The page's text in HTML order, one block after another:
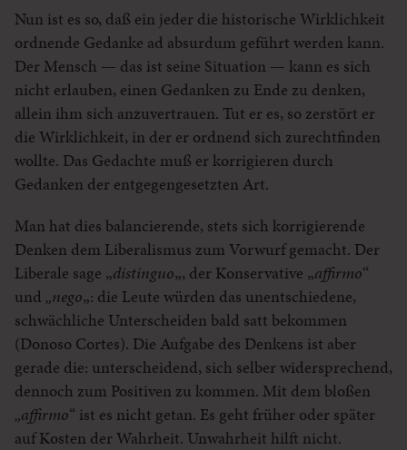
Nun ist es so, daß ein jeder die historische Wirklichkeit
ordnende Gedanke ad absurdum geführt werden kann.
Der Mensch — das ist seine Situation — kann es sich
nicht erlauben, einen Gedanken zu Ende zu denken,
allein ihm sich anzuvertrauen. Tut er es, so zerstört er
die Wirklichkeit, in der er ordnend sich zurechtfinden
wollte. Das Gedachte muß er korrigieren durch
Gedanken der entgegengesetzten Art.
Man hat dies balancierende, stets sich korrigierende
Denken dem Liberalismus zum Vorwurf gemacht. Der
Liberale sage „distinguo„, der Konservative „affirmo“
und „nego„: die Leute würden das unentschiedene,
schwächliche Unterscheiden bald satt bekommen
(Donoso Cortes). Die Aufgabe des Denkens ist aber
gerade die: unterscheidend, sich selber widersprechend,
dennoch zum Positiven zu kommen. Mit dem bloßen
„affirmo“ ist es nicht getan. Es geht früher oder später
auf Kosten der Wahrheit. Unwahrheit hilft nicht.